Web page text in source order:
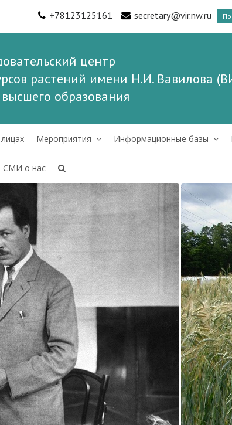
+78123125161 secretary@vir.nw.ru
центр
растений имени Н.И. Вавилова
образования
Мероприятия Информационные базы
СМИ о нас